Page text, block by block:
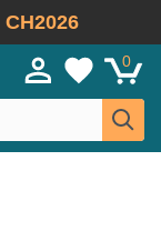
CH2026
0